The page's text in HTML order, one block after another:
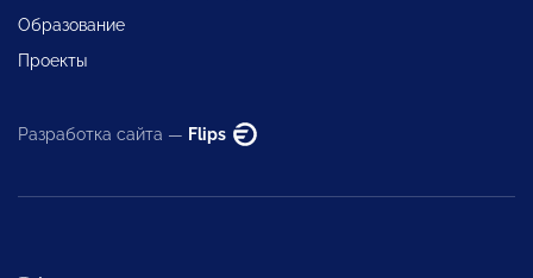
Образование
Проекты
Разработка сайта — Flips